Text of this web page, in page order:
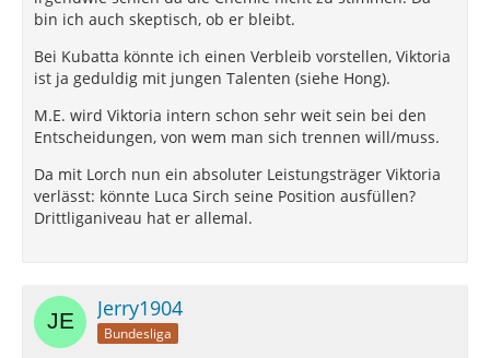
weiteraufblühen könnte man über eine Leih-
Verlängerung nachdenken)
Trotz laufendem Vertrag würde ich abgeben:
keinem Zeitpunkt wie ein Teil des Teams)
Kubatta (das reicht mMn einfach nicht)
Demnach würde der Kader wie folgt aussehen (Die
Buchstaben stehen für Neuzugänge):
TW: Voll, Rauhut, A
bin ich auch skeptisch, ob er bleibt.
Bei Kubatta könnte ich einen Verbleib vorstellen, Viktoria
ist ja geduldig mit jungen Talenten (siehe Hong).
M.E. wird Viktoria intern schon sehr weit sein bei den
Entscheidungen, von wem man sich trennen will/muss.
Da mit Lorch nun ein absoluter Leistungsträger Viktoria
verlässt: könnte Luca Sirch seine Position ausfüllen?
Drittliganiveau hat er allemal.
Jerry1904
Bundesliga